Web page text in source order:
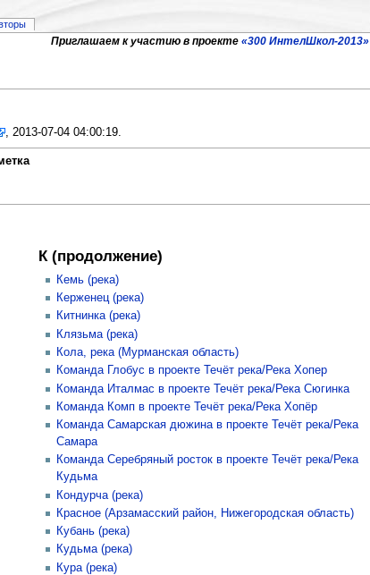
Приглашаем к участию в проекте «300 ИнтелШкол-2013»
, 2013-07-04 04:00:19.
К (продолжение)
Кемь (река)
Керженец (река)
Китнинка (река)
Клязьма (река)
Кола, река (Мурманская область)
Команда Глобус в проекте Течёт река/Река Хопер
Команда Италмас в проекте Течёт река/Река Сюгинка
Команда Комп в проекте Течёт река/Река Хопёр
Команда Самарская дюжина в проекте Течёт река/Река
Самара
Команда Серебряный росток в проекте Течёт река/Река
Кудьма
Кондурча (река)
Красное (Арзамасский район, Нижегородская область)
Кубань (река)
Кудьма (река)
Кура (река)